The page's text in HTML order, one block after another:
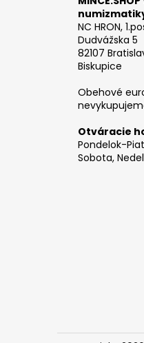
NC HRON,
Dudvážska 5
82107
Biskupice
Obehové
Otváracie
Pondelok-
Sobota,